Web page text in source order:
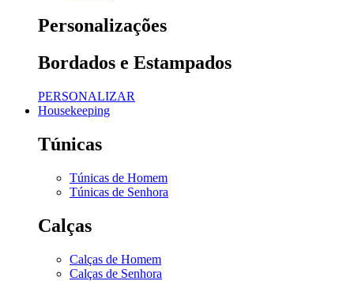
Personalizações
Bordados e Estampados
PERSONALIZAR
Housekeeping
Túnicas
Túnicas de Homem
Túnicas de Senhora
Calças
Calças de Homem
Calças de Senhora